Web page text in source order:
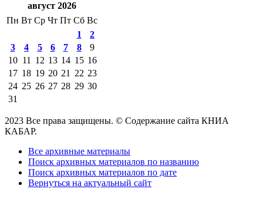
август 2026
Пн Вт Ср Чт Пт Сб Вс
1
2
3
4 5 6 7 8
9
10 11 12 13 14 15 16
17 18 19 20 21 22 23
24 25 26 27 28 29 30
31
2023 Все права защищены. © Содержание сайта КНИА
КАБАР.
Все архивные материалы
Поиск архивных материалов по названию
Поиск архивных материалов по дате
Вернуться на актуальный сайт